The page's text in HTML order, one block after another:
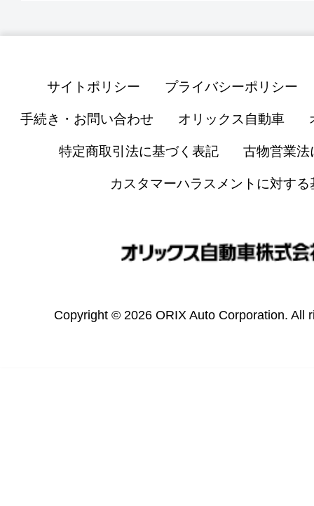
サイトポリシー プライバシーポリシー
手続き・お問い合わせ オリックス自動車
特定商取引法に基づく表記 古物営業法
カスタマーハラスメントに対する
Copyright © 2026 ORIX Auto Corporation. All